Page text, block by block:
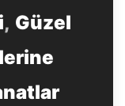
, Güzel